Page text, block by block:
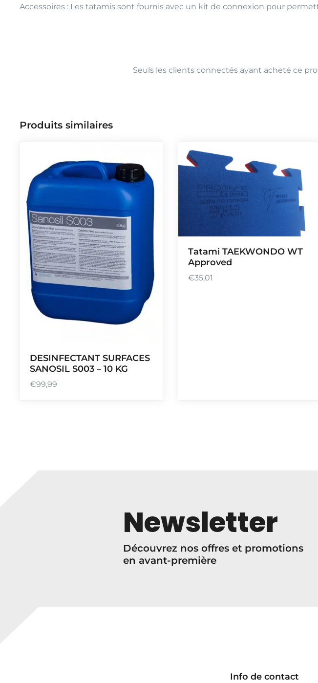
Accessoires : Les tatamis sont fournis avec un kit de connexion pour
Seuls les clients connectés ayant acheté ce
Produits similaires
DESINFECTANT SURFACES
SANOSIL S003 – 10 KG
€99,99
Tatami TAEKWONDO WT
Approved
€35,01
Newsletter
Découvrez nos offres et promotions
en avant-première
Info de contact